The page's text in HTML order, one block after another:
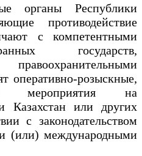
органы Республики
противодействие
с компетентными
государств,
оперативно-розыскные,
мероприятия на
Казахстан или других
с законодательством
(или) международными